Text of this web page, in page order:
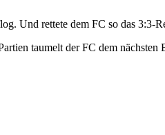
Und rettete dem FC so das 3:3-
taumelt der FC dem nächsten